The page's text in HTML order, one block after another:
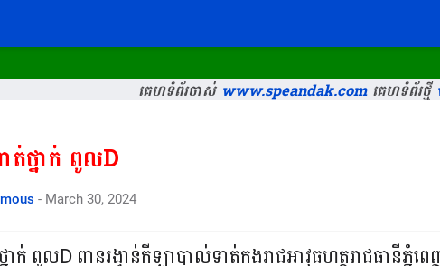
គេហទំព័រចាស់www.speandak.comគេហទំព័រថ្មី
ត់ថ្នាក់ ពូលD
- March 30, 2024
ាក់ ពូលD ពានរង្វាន់កីឡាបាល់ទាត់កងរាជអាវុធហត្ថរាជធានីភ្នំព